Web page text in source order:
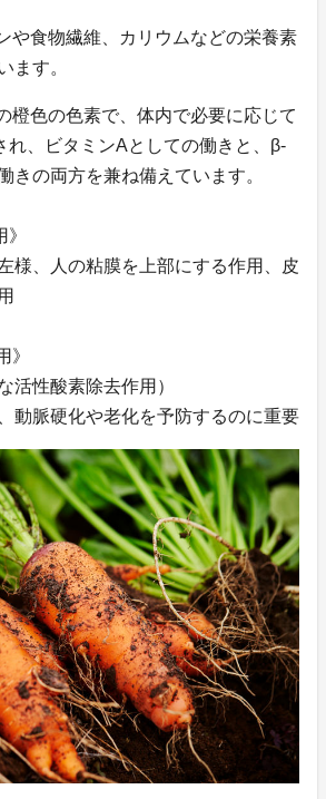
や食物繊維、カリウムなどの栄養素
ます。
橙色の色素で、体内で必要に応じて
れ、ビタミンAとしての働きと、β-
きの両方を兼ね備えています。
様、人の粘膜を上部にする作用、皮
》
活性酸素除去作用）
動脈硬化や老化を予防するのに重要